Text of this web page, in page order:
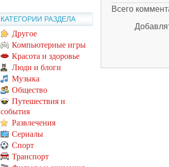
КАТЕГОРИИ РАЗДЕЛА
Другое
Компьютерные игры
Красота и здоровье
Люди и блоги
Музыка
Общество
Путешествия и
события
Развлечения
Сериалы
Спорт
Транспорт
Всего